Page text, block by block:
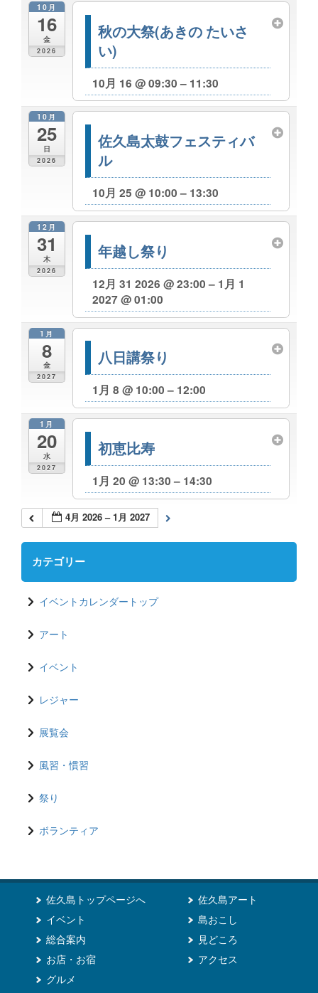
10月
16
金
2026
秋の大祭(あきの たいさ
い)
10月 16 @ 09:30 – 11:30
10月
25
日
2026
佐久島太鼓フェスティバ
ル
10月 25 @ 10:00 – 13:30
12月
31
木
2026
年越し祭り
12月 31 2026 @ 23:00 – 1月 1
2027 @ 01:00
1月
8
金
2027
八日講祭り
1月 8 @ 10:00 – 12:00
1月
20
水
2027
初恵比寿
1月 20 @ 13:30 – 14:30
4月 2026 – 1月 2027
カテゴリー
イベントカレンダートップ
アート
イベント
レジャー
展覧会
風習・慣習
祭り
ボランティア
佐久島トップページへ
イベント
総合案内
お店・お宿
グルメ
佐久島アート
島おこし
見どころ
アクセス